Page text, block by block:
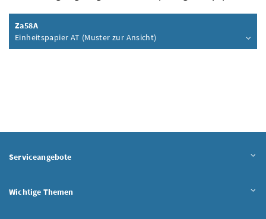
Za58A
Einheitspapier AT (Muster zur Ansicht)
Inhalt aufklappen
Serviceangebote
Wichtige Themen